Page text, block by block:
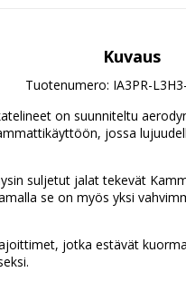
Kuvaus
Tuotenumero: IA3PR-
on suunniteltu
jossa
suljetut jalat tekevät
se on myös yksi
jotka estävät